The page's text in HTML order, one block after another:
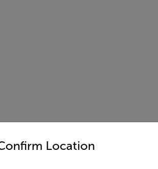
Location
the options below to access the